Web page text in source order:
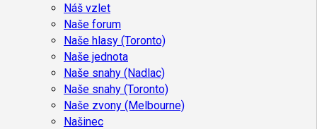
Náš vzlet
Naše forum
Naše hlasy (Toronto)
Naše jednota
Naše snahy (Nadlac)
Naše snahy (Toronto)
Naše zvony (Melbourne)
Našinec